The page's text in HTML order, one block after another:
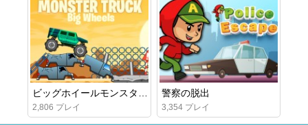
ビッグホイールモンスタートラック
2,806 プレイ
警察の脱出
3,354 プレイ